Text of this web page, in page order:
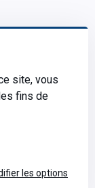
site, vous
fins de
les options